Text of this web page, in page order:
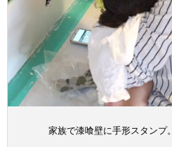
家族で漆喰壁に手形スタンプ